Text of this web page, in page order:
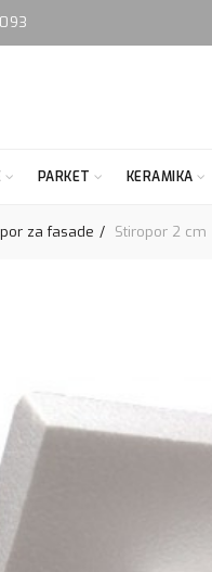
PARKET KERAMIKA
za fasade Stiropor 2 cm